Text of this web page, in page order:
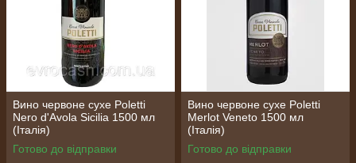
Вино червоне сухе Poletti
Nero d'Avola Sicilia 1500 мл
(Італія)
Готово до відправки
Вино червоне сухе Poletti
Merlot Veneto 1500 мл
(Італія)
Готово до відправки